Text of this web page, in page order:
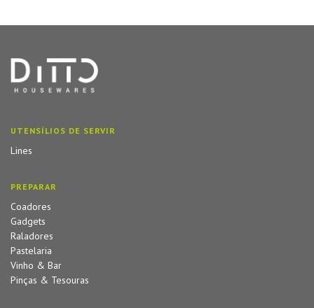
UTENSÍLIOS DE SERVIR
Lines
PREPARAR
Coadores
Gadgets
Raladores
Pastelaria
Vinho & Bar
Pinças & Tesouras